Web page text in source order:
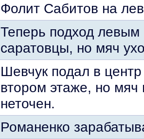
Фолит Сабитов на
Теперь подход
саратовцы, но мяч
Шевчук подал в
втором этаже, но
неточен.
Романенко